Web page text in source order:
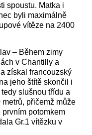
spoustu. Matka i
byli maximálně
vítěze na 2400
– Během zimy
v Chantilly a
získal francouzský
jeho štítě skončil i
slušnou třídu a
přičemž může
potomkem
Gr.1 vítězku v